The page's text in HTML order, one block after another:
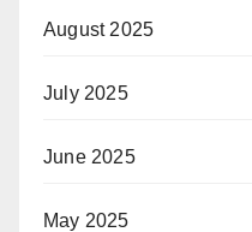
August 2025
July 2025
June 2025
May 2025